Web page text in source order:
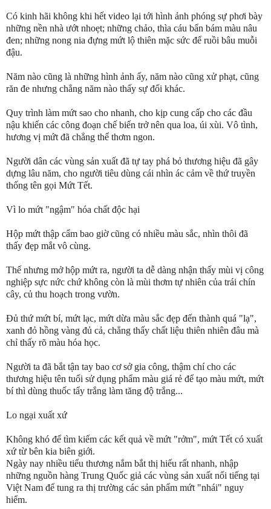
Có kinh hãi không khi hết video lại tới hình ảnh phóng sự phơi bày
những nền nhà ướt nhoẹt; những chảo, thìa cáu bẩn bám màu nâu
đen; những nong nia đựng mứt lộ thiên mặc sức để ruồi bâu muỗi
đậu.
Năm nào cũng là những hình ảnh ấy, năm nào cũng xử phạt, cũng
răn đe nhưng chẳng năm nào thấy sự đổi khác.
Quy trình làm mứt sao cho nhanh, cho kịp cung cấp cho các đầu
nậu khiến các công đoạn chế biến trở nên qua loa, úi xùi. Vô tình,
hương vị mứt đã chẳng thể thơm ngon.
Người dân các vùng sản xuất đã tự tay phá bỏ thương hiệu đã gây
dựng lâu năm, cho người tiêu dùng cái nhìn ác cảm về thứ truyền
thống tên gọi Mứt Tết.
Vì lo mứt "ngậm" hóa chất độc hại
Hộp mứt thập cẩm bao giờ cũng có nhiều màu sắc, nhìn thôi đã
thấy đẹp mắt vô cùng.
Thế nhưng mở hộp mứt ra, người ta dễ dàng nhận thấy mùi vị công
nghiệp sực nức chứ không còn là mùi thơm tự nhiên của trái chín
cây, củ thu hoạch trong vườn.
Đủ thứ mứt bí, mứt lạc, mứt dừa màu sắc đẹp đến thành quá "lạ",
xanh đỏ hồng vàng đủ cả, chẳng thấy chất liệu thiên nhiên đâu mà
chỉ thấy rõ màu hóa học.
Người ta đã bắt tận tay bao cơ sở gia công, thậm chí cho các
thương hiệu tên tuổi sử dụng phẩm màu giá rẻ để tạo màu mứt, mứt
bí thì dùng thuốc tẩy trắng làm tăng độ trắng...
Lo ngại xuất xứ
Không khó để tìm kiếm các kết quả về mứt "rởm", mứt Tết có xuất
xứ từ bên kia biên giới.
Ngày nay nhiều tiểu thương nắm bắt thị hiếu rất nhanh, nhập
những nguồn hàng Trung Quốc giả các vùng sản xuất nổi tiếng tại
Việt Nam để tung ra thị trường các sản phẩm mứt "nhái" nguy
hiểm.